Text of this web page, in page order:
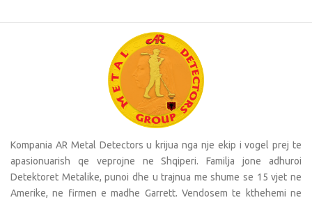
Kompania AR Metal Detectors u krijua nga nje ekip i vogel prej te
apasionuarish qe veprojne ne Shqiperi. Familja jone adhuroi
Detektoret Metalike, punoi dhe u trajnua me shume se 15 vjet ne
Amerike, ne firmen e madhe Garrett. Vendosem te kthehemi ne